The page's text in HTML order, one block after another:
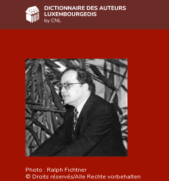
Auteur(e)s A-Z
Recherche avancée
Foire aux questions
CNL
Équipe scientifique
Contact
Photo : Ralph Fichtner
© Droits réservés/Alle Rechte vorbehalten